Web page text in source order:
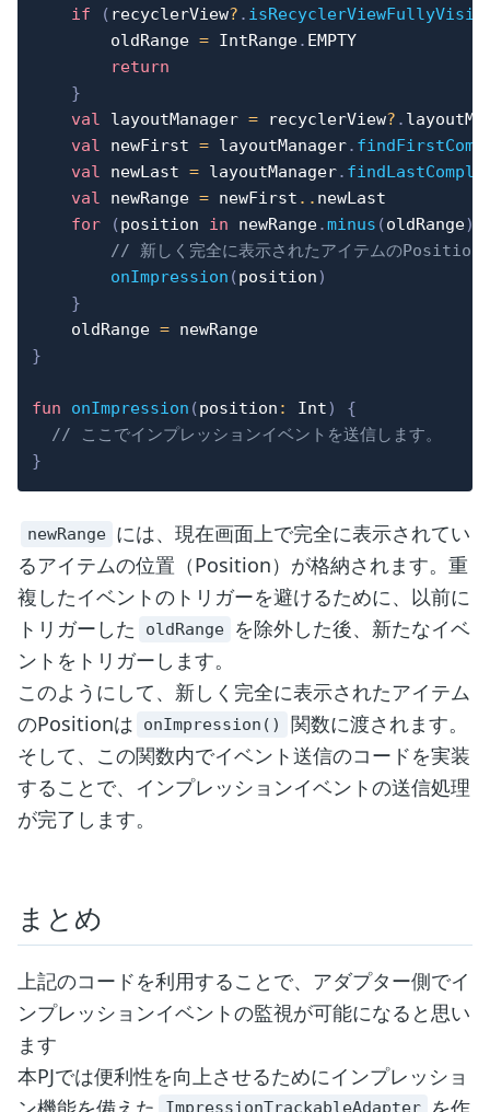
if
( recyclerView? .
        oldRange
= IntRange. EMPTY
return
}
val layoutManager = recyclerView? .
val newFirst = layoutManager.
val newLast = layoutManager.
val newRange = newFirst .. newLast
for
(position in newRange.minus (oldRange)
// 新しく完全に表示されたアイテムのPosition
onImpression (position)
}
    oldRange
=
newRange
}
fun onImpression (position : Int)
{
// ここでインプレッションイベントを送信します。
}
newRange には、現在画面上で完全に表示されてい
るアイテムの位置（Position）が格納されます。重
複したイベントのトリガーを避けるために、以前に
トリガーした
oldRange
を除外した後、新たなイベ
ントをトリガーします。
このようにして、新しく完全に表示されたアイテム
のPositionは
onImpression()
関数に渡されます。
そして、この関数内でイベント送信のコードを実装
することで、インプレッションイベントの送信処理
が完了します。
まとめ
上記のコードを利用することで、アダプター側でイ
ンプレッションイベントの監視が可能になると思い
ます
本PJでは便利性を向上させるためにインプレッショ
ImpressionTrackableAdapter